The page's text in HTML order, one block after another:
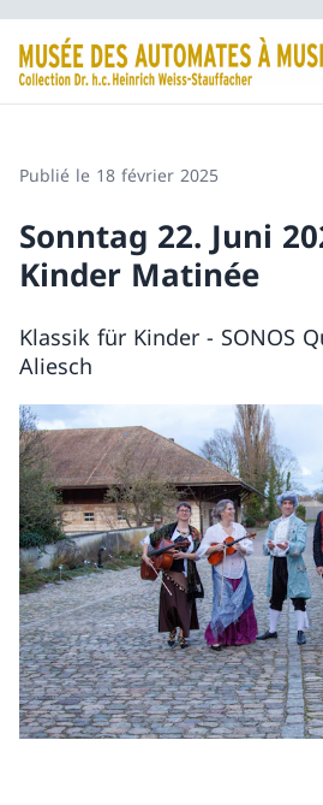
Publié le 18 février 2025
Sonntag 22. Juni
Kinder Matinée
Klassik für Kinder - SONOS
Aliesch